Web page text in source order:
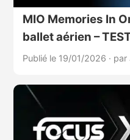
MIO Memories In
ballet aérien –
Publié le 19/01/2026 · par